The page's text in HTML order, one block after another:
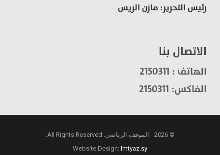
رئيس التحرير: مازن الريس
الاتصال بنا
الهاتف : 2150311
الفاكس: 2150311
© 2026 - الموقف الرياضي. All Rights Reserved.
Website Design:Imtyaz.sy